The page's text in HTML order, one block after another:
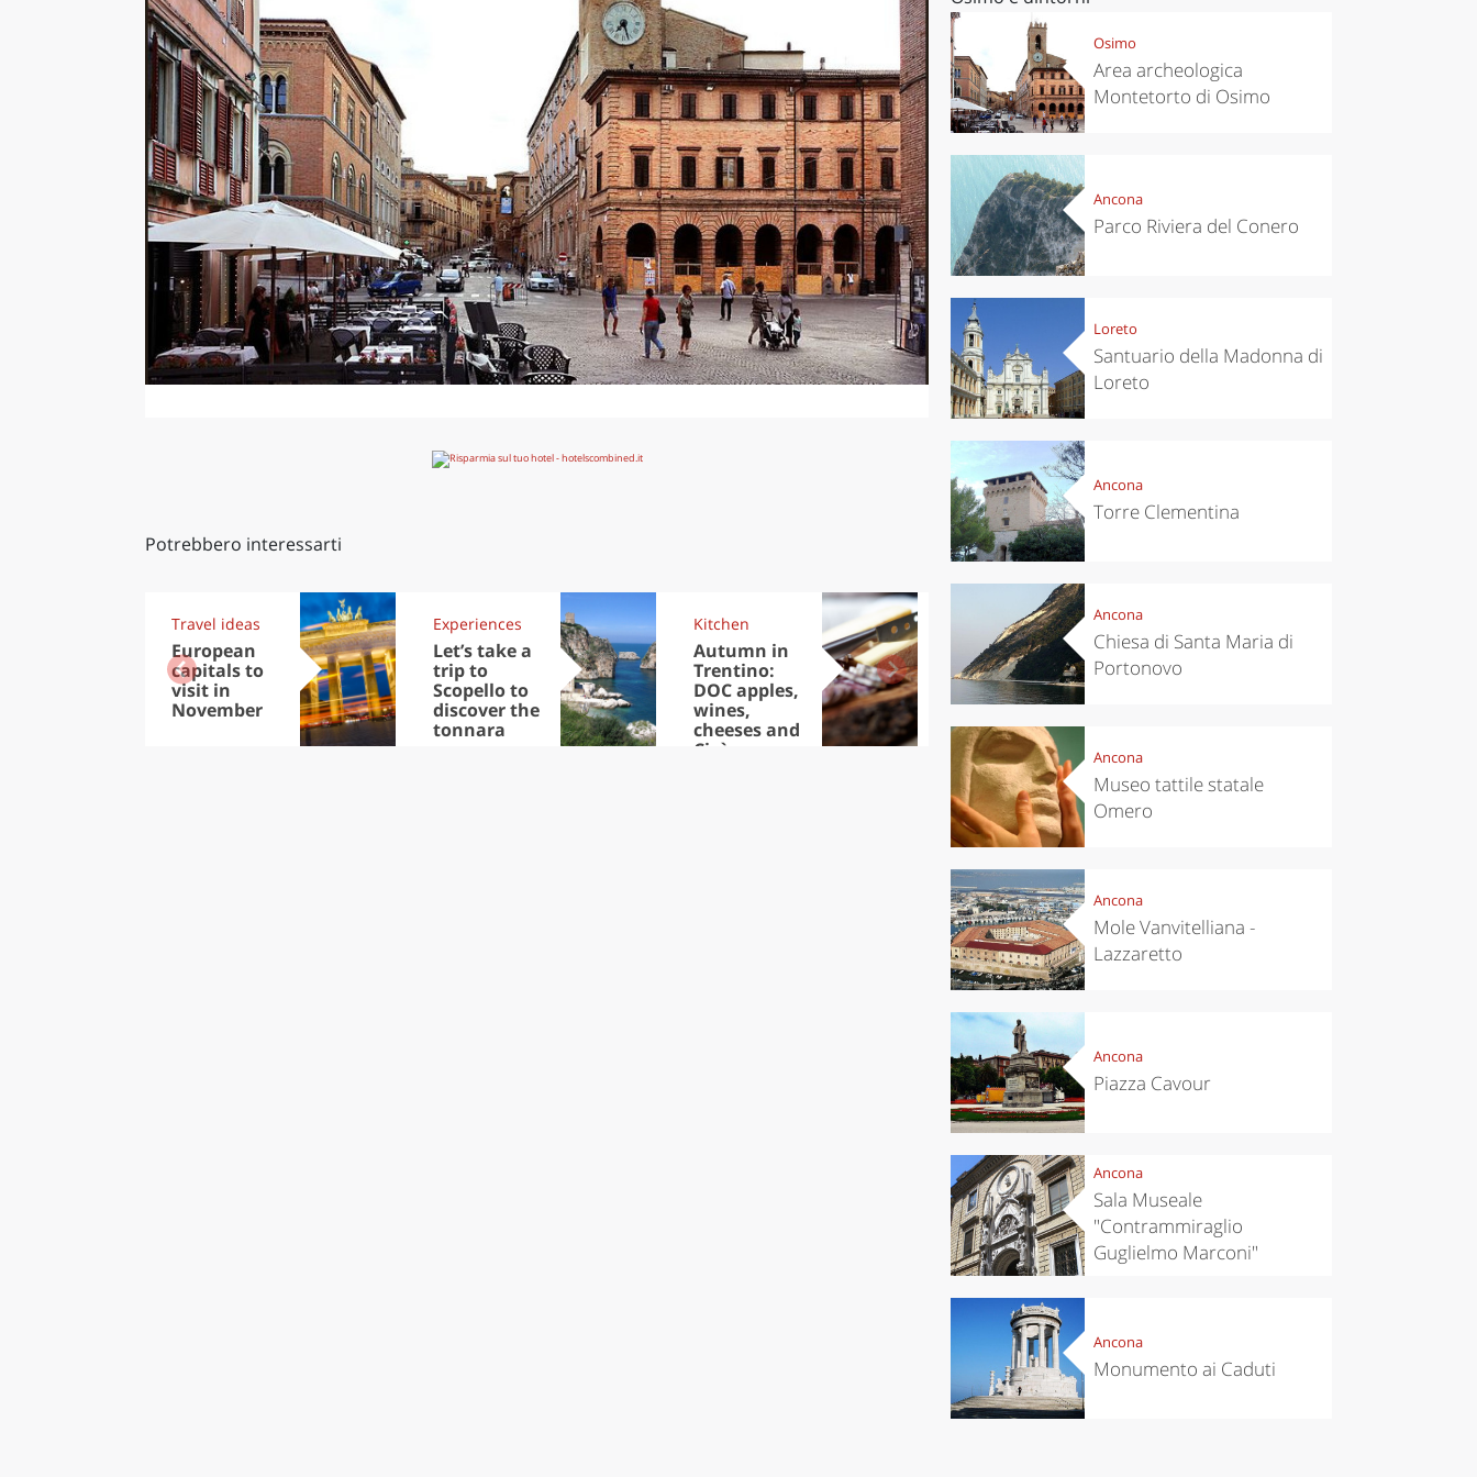
Potrebbero interessarti
Travel ideas
European
capitals to
visit in
November
Experiences
Let’s take a
trip to
Scopello to
discover the
tonnara
Kitchen
Autumn in
Trentino:
DOC apples,
wines,
cheeses and
Ciuìga
Kitchen
Sibari's Rice
the best rice
in Italy
Travelling to
Osimo
Area archeologica
Montetorto di Osimo
Ancona
Parco Riviera del Conero
Loreto
Santuario della Madonna di
Loreto
Ancona
Torre Clementina
Ancona
Chiesa di Santa Maria di
Portonovo
Ancona
Museo tattile statale
Omero
Ancona
Mole Vanvitelliana -
Lazzaretto
Ancona
Piazza Cavour
Ancona
Sala Museale
"Contrammiraglio
Guglielmo Marconi"
Ancona
Monumento ai Caduti